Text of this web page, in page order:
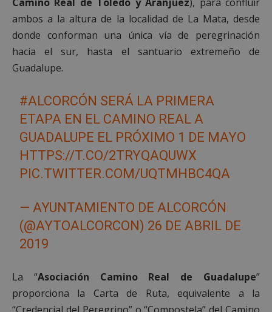
ambos a la altura de la localidad de La Mata, desde
donde conforman una única vía de peregrinación
hacia el sur, hasta el santuario extremeño de
Guadalupe.
#ALCORCÓN SERÁ LA PRIMERA
ETAPA EN EL CAMINO REAL A
GUADALUPE EL PRÓXIMO 1 DE MAYO
HTTPS://T.CO/2TRYQAQUWX
PIC.TWITTER.COM/UQTMHBC4QA
— AYUNTAMIENTO DE ALCORCÓN
(@AYTOALCORCON) 26 DE ABRIL DE
2019
La “Asociación Camino Real de Guadalupe”
proporciona la Carta de Ruta, equivalente a la